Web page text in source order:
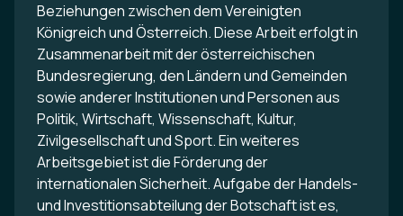
Beziehungen zwischen dem Vereinigten
Königreich und Österreich. Diese Arbeit erfolgt in
Zusammenarbeit mit der österreichischen
Bundesregierung, den Ländern und Gemeinden
sowie anderer Institutionen und Personen aus
Politik, Wirtschaft, Wissenschaft, Kultur,
Zivilgesellschaft und Sport. Ein weiteres
Arbeitsgebiet ist die Förderung der
internationalen Sicherheit. Aufgabe der Handels-
und Investitionsabteilung der Botschaft ist es,